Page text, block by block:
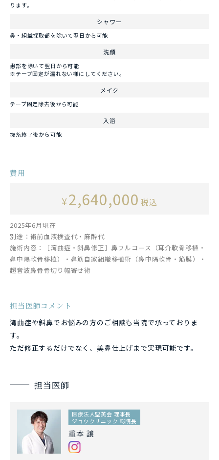
ります。
シャワー
鼻・組織採取部を除いて翌日から可能
洗顔
患部を除いて翌日から可能
※テープ固定が濡れない様にしてください。
メイク
テープ固定除去後から可能
入浴
抜糸終了後から可能
費用
¥2,640,000 税込
2025年6月現在
別途：術前血液検査代・麻酔代
施術内容：［湾曲症・斜鼻修正］鼻フルコース（耳介軟骨移植・
鼻中隔軟骨移植）・鼻筋自家組織移植術（鼻中隔軟骨・筋膜）・
超音波鼻骨骨切り幅寄せ術
担当医師コメント
湾曲症や斜鼻でお悩みの方のご相談も当院で承っておりま
す。
ただ修正するだけでなく、美鼻仕上げまで実現可能です。
担当医師
医療法人聖美会 理事長
ジョウクリニック 総院長
重本 譲